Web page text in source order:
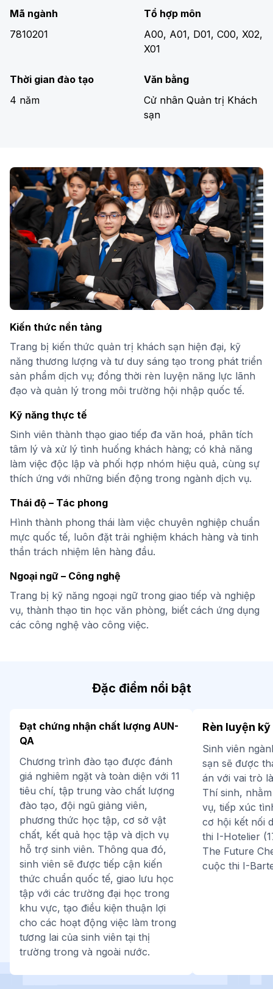
Mã ngành
7810201
Tổ hợp môn
A00, A01, D01, C00, X02,
X01
Thời gian đào tạo
4 năm
Văn bằng
Cử nhân Quản trị Khách
sạn
Kiến thức nền tảng
Trang bị kiến thức quản trị khách sạn hiện đại, kỹ
năng thương lượng và tư duy sáng tạo trong phát triển
sản phẩm dịch vụ; đồng thời rèn luyện năng lực lãnh
đạo và quản lý trong môi trường hội nhập quốc tế.
Kỹ năng thực tế
Sinh viên thành thạo giao tiếp đa văn hoá, phân tích
tâm lý và xử lý tình huống khách hàng; có khả năng
làm việc độc lập và phối hợp nhóm hiệu quả, cùng sự
thích ứng với những biến động trong ngành dịch vụ.
Thái độ – Tác phong
Hình thành phong thái làm việc chuyên nghiệp chuẩn
mực quốc tế, luôn đặt trải nghiệm khách hàng và tinh
thần trách nhiệm lên hàng đầu.
Ngoại ngữ – Công nghệ
Trang bị kỹ năng ngoại ngữ trong giao tiếp và nghiệp
vụ, thành thạo tin học văn phòng, biết cách ứng dụng
các công nghệ vào công việc.
Đặc điểm nổi bật
Đạt chứng nhận chất lượng AUN-
QA
Chương trình đào tạo được đánh
giá nghiêm ngặt và toàn diện với 11
tiêu chí, tập trung vào chất lượng
đào tạo, đội ngũ giảng viên,
phương thức học tập, cơ sở vật
chất, kết quả học tập và dịch vụ
hỗ trợ sinh viên. Thông qua đó,
sinh viên sẽ được tiếp cận kiến
thức chuẩn quốc tế, giao lưu học
tập với các trường đại học trong
khu vực, tạo điều kiện thuận lợi
cho các hoạt động việc làm trong
tương lai của sinh viên tại thị
trường trong và ngoài nước.
Rèn luyện
Sinh viên
sạn sẽ được
án với vai trò
Thí sinh,
vụ, tiếp xúc
cơ hội kết nối
thi I-Hotelier
The Future
cuộc thi I-